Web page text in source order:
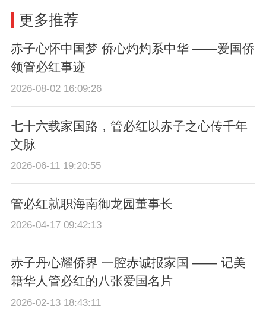
更多推荐
赤子心怀中国梦 侨心灼灼系中华 ——爱国侨
领管必红事迹
2026-08-02 16:09:26
七十六载家国路，管必红以赤子之心传千年
文脉
2026-06-11 19:20:55
管必红就职海南御龙园董事长
2026-04-17 09:42:13
赤子丹心耀侨界 一腔赤诚报家国 —— 记美
籍华人管必红的八张爱国名片
2026-02-13 18:43:11